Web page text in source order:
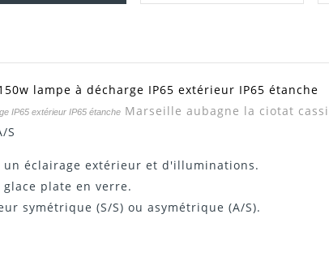
Télécharger Dans L'onglet
lampe à décharge IP65 extérieur IP65 étanche
IP65 extérieur IP65 étanche Marseille aubagne la ciotat
S
éclairage extérieur et d'illuminations.
plate en verre.
symétrique (S/S) ou asymétrique (A/S).